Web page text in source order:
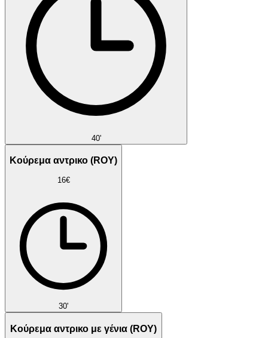
40'
Κούρεμα αντρικο (ROY)
16€
30'
Κούρεμα αντρικο με γένια (ROY)